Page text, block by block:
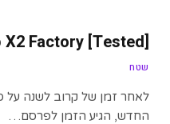
[Tested] Fox 38 Grip X2 Factory
שטח
החדש, הגיע הזמן לפרסם…